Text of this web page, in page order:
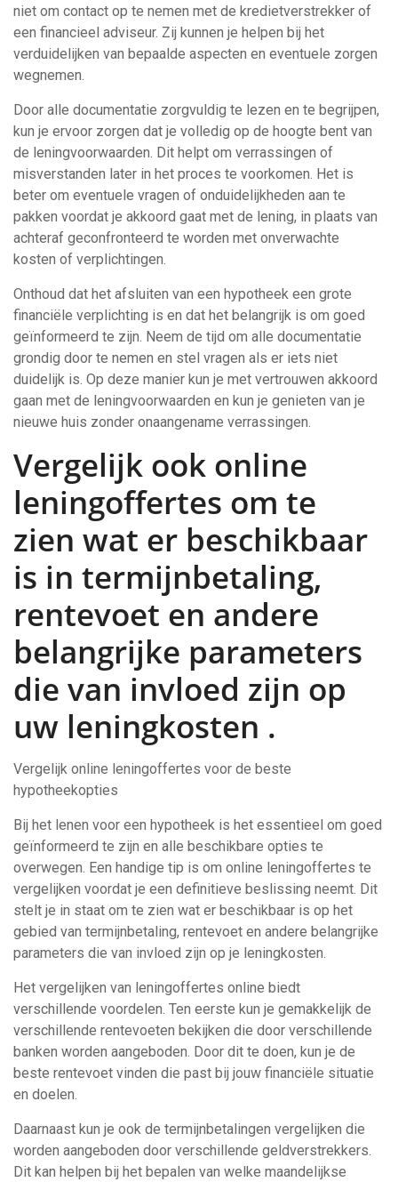
niet om contact op te nemen met de kredietverstrekker of
een financieel adviseur. Zij kunnen je helpen bij het
verduidelijken van bepaalde aspecten en eventuele zorgen
wegnemen.
Door alle documentatie zorgvuldig te lezen en te begrijpen,
kun je ervoor zorgen dat je volledig op de hoogte bent van
de leningvoorwaarden. Dit helpt om verrassingen of
misverstanden later in het proces te voorkomen. Het is
beter om eventuele vragen of onduidelijkheden aan te
pakken voordat je akkoord gaat met de lening, in plaats van
achteraf geconfronteerd te worden met onverwachte
kosten of verplichtingen.
Onthoud dat het afsluiten van een hypotheek een grote
financiële verplichting is en dat het belangrijk is om goed
geïnformeerd te zijn. Neem de tijd om alle documentatie
grondig door te nemen en stel vragen als er iets niet
duidelijk is. Op deze manier kun je met vertrouwen akkoord
gaan met de leningvoorwaarden en kun je genieten van je
nieuwe huis zonder onaangename verrassingen.
Vergelijk ook online
leningoffertes om te
zien wat er beschikbaar
is in termijnbetaling,
rentevoet en andere
belangrijke parameters
die van invloed zijn op
uw leningkosten .
Vergelijk online leningoffertes voor de beste
hypotheekopties
Bij het lenen voor een hypotheek is het essentieel om goed
geïnformeerd te zijn en alle beschikbare opties te
overwegen. Een handige tip is om online leningoffertes te
vergelijken voordat je een definitieve beslissing neemt. Dit
stelt je in staat om te zien wat er beschikbaar is op het
gebied van termijnbetaling, rentevoet en andere belangrijke
parameters die van invloed zijn op je leningkosten.
Het vergelijken van leningoffertes online biedt
verschillende voordelen. Ten eerste kun je gemakkelijk de
verschillende rentevoeten bekijken die door verschillende
banken worden aangeboden. Door dit te doen, kun je de
beste rentevoet vinden die past bij jouw financiële situatie
en doelen.
Daarnaast kun je ook de termijnbetalingen vergelijken die
worden aangeboden door verschillende geldverstrekkers.
Dit kan helpen bij het bepalen van welke maandelijkse